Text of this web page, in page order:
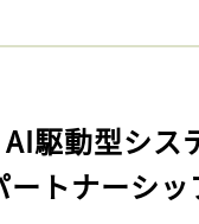
AI駆動型シ
ートナーシ